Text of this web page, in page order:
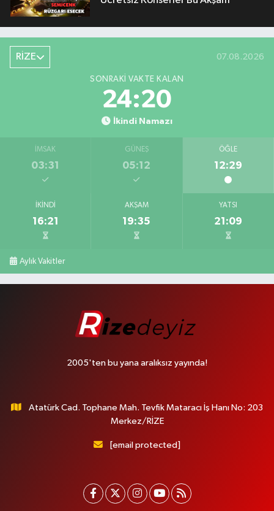
RİZE 07.08.2026
SONRAKI VAKTE KALAN
24:20
İkindi Namazı
İMSAK
03:31
GÜNEŞ
05:12
ÖĞLE
12:29
İKINDI
16:21
AKŞAM
19:35
YATSI
21:09
Aylık Vakitler
2005'ten bu yana aralıksız yayında!
Atatürk Cad. Tophane Mah. Tevfik Mataracı İş Hanı No: 203
Merkez/RİZE
[email protected]